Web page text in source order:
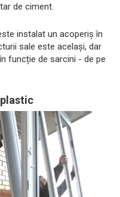
de ciment.
instalat un acoperiș în
sale este același, dar
funcție de sarcini - de pe